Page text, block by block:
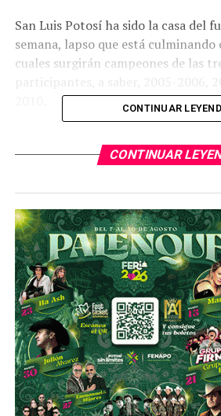
San Luis Potosí ha sido la casa del
semana, lapso que está culminando
cuales surgirán campeones de las
divisiones que de suyo es
que tienen los participantes, tanto
eliminatoria como de la fase de
y como consecuencia de su
formar parte del Club Pachuca.
Actualmente y como resultado del
San Luis Potosí así como la relación
Formación Pachuca local tiene con
hidalguense por medio de su área de
cada categoría de la institución se
potosinos.
Baste mencionar el ejemplo reciente
CONTINUAR
CONTINUAR